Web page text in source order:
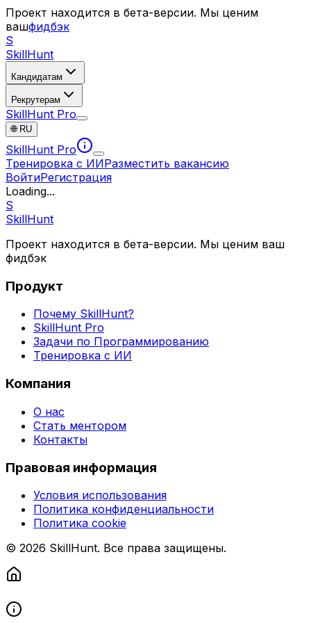
Проект находится в бета-версии. Мы ценим
вашфидбэк
S
SkillHunt
Кандидатам
Рекрутерам
SkillHunt Pro
🌐 RU
SkillHunt Pro
Тренировка с ИИРазместить вакансию
ВойтиРегистрация
Loading...
S
SkillHunt
Проект находится в бета-версии. Мы ценим ваш
фидбэк
Продукт
Почему SkillHunt?
SkillHunt Pro
Задачи по Программированию
Тренировка с ИИ
Компания
О нас
Стать ментором
Контакты
Правовая информация
Условия использования
Политика конфиденциальности
Политика cookie
© 2026 SkillHunt. Все права защищены.